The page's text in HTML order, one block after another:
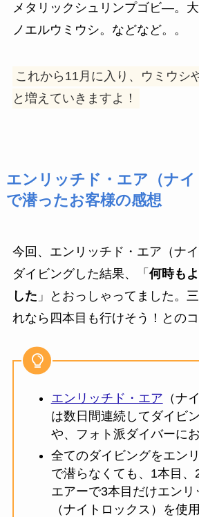
メタリックシュリンプゴビ―。
ノエルウミウシ。などなど。。
これから11月に入り、ウミウシ
と増えていきますよ！
エンリッチド・エア（ナイ
で潜ったお客様の感想
今回、エンリッチド・エア（ナ
ダイビングした結果、「 何時も
した 」とおっしゃってました。
れなら四本目も行けそう！とのコ
エンリッチド・エア （ナ
は数日間連続してダイビ
や、フォト派ダイバーにお
全てのダイビングをエン
で潜らなくても、1本目
エアーで3本目だけエンリ
（ナイトロックス）を使